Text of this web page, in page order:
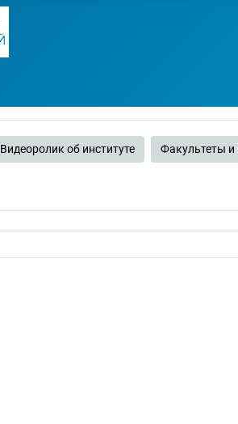
Видеоролик об институте Факультеты